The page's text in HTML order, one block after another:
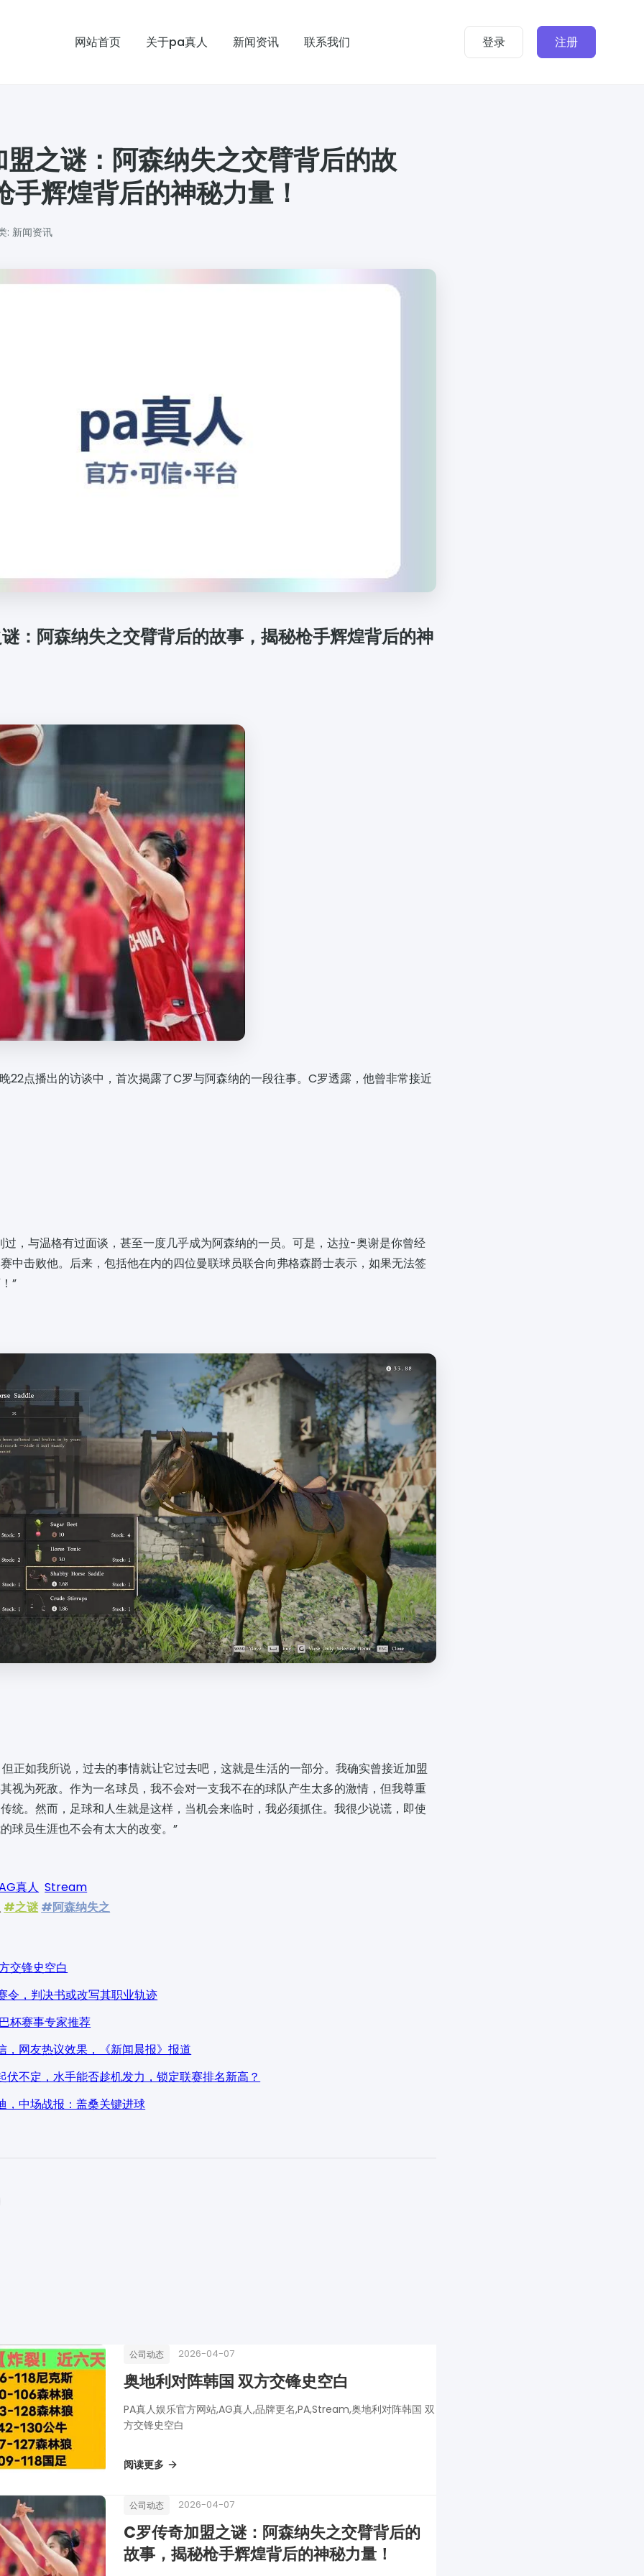
网站首页 关于pa真人 新闻资讯 联系我们 登录 注册
之谜：阿森纳失之交臂背后的故
手辉煌背后的神秘力量！
: 新闻资讯
：阿森纳失之交臂背后的故事，揭秘枪手辉煌背后的神
22点播出的访谈中，首次揭露了C罗与阿森纳的一段往事。C罗透露，他曾非常接近
过，与温格有过面谈，甚至一度几乎成为阿森纳的一员。可是，达拉-奥谢是你曾经
中击败他。后来，包括他在内的四位曼联球员联合向弗格森爵士表示，如果无法签
”
正如我所说，过去的事情就让它过去吧，这就是生活的一部分。我确实曾接近加盟
视为死敌。作为一名球员，我不会对一支我不在的球队产生太多的激情，但我尊重
统。然而，足球和人生就是这样，当机会来临时，我必须抓住。我很少说谎，即使
球员生涯也不会有太大的改变。”
真人 Stream
#之谜 #阿森纳失之
交锋史空白
令，判决书或改写其职业轨迹
杯赛事专家推荐
，网友热议效果，《新闻晨报》报道
伏不定，水手能否趁机发力，锁定联赛排名新高？
，中场战报：盖桑关键进球
公司动态 2026-04-07
奥地利对阵韩国 双方交锋史空白
PA真人娱乐官方网站,AG真人,品牌更名,PA,Stream,奥地利对阵韩国 双
方交锋史空白
阅读更多
公司动态 2026-04-07
C罗传奇加盟之谜：阿森纳失之交臂背后的
故事，揭秘枪手辉煌背后的神秘力量！